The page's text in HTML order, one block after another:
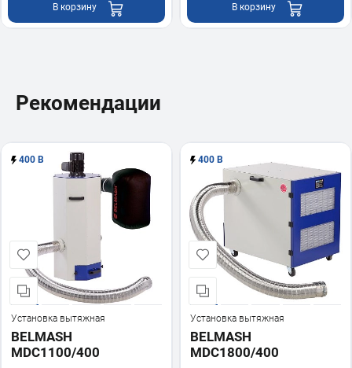
В корзину В корзину
Рекомендации
400 В
Установка вытяжная
BELMASH
MDC1100/400
400 В
Установка вытяжная
BELMASH
MDC1800/400